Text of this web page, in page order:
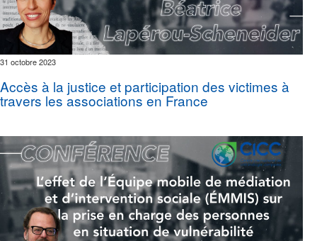
31 octobre 2023
Accès à la justice et participation des victimes à
travers les associations en France